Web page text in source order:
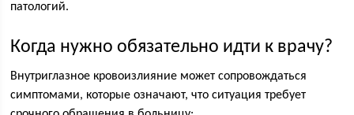
патологий.
Когда нужно обязательно идти к врачу?
Внутриглазное кровоизлияние может сопровождаться
симптомами, которые означают, что ситуация требует